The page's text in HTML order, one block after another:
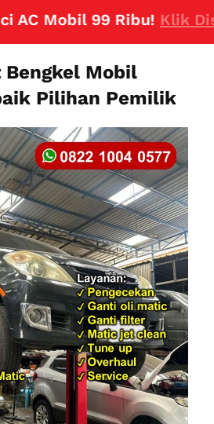
Mobil 99 Ribu!Klik Disini
Bengkel Mobil
Pilihan Pemilik